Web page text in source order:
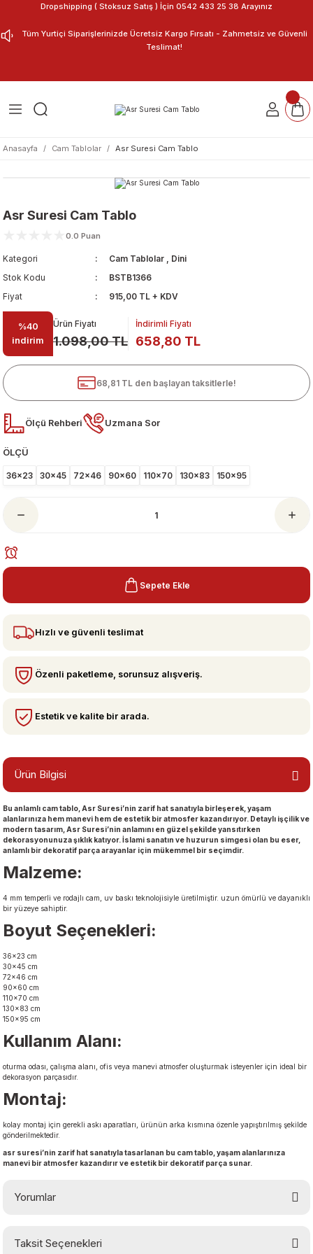
Dropshipping ( Stoksuz Satış ) İçin 0542 433 25 38 Arayınız
Tüm Yurtiçi Siparişlerinizde Ücretsiz Kargo Fırsatı - Zahmetsiz ve Güvenli
Teslimat!
Manzaraları
Anasayfa Cam Tablolar Asr Suresi Cam Tablo
Asr Suresi Cam Tablo
0.0 Puan
Kategori Cam Tablolar , Dini
Stok Kodu
BSTB1366
Fiyat
915,00 TL + KDV
%40
indirim
Ürün Fiyatı
1.098,00 TL
İndirimli Fiyatı
658,80 TL
68,81 TL den başlayan taksitlerle!
Ölçü Rehberi Uzmana Sor
ÖLÇÜ
36x23 30x45 72x46 90x60 110x70 130x83 150x95
Sepete Ekle
Hızlı ve güvenli teslimat
Özenli paketleme, sorunsuz alışveriş.
Estetik ve kalite bir arada.
Ürün Bilgisi
Bu anlamlı cam tablo, Asr Suresi’nin zarif hat sanatıyla birleşerek, yaşam
alanlarınıza hem manevi hem de estetik bir atmosfer kazandırıyor. Detaylı işçilik ve
modern tasarım, Asr Suresi’nin anlamını en güzel şekilde yansıtırken
dekorasyonunuza şıklık katıyor. İslami sanatın ve huzurun simgesi olan bu eser,
anlamlı bir dekoratif parça arayanlar için mükemmel bir seçimdir.
Malzeme:
4 mm temperli ve rodajlı cam, uv baskı teknolojisiyle üretilmiştir. uzun ömürlü ve dayanıklı
bir yüzeye sahiptir.
Boyut Seçenekleri:
36×23 cm
30×45 cm
72×46 cm
90×60 cm
110×70 cm
130×83 cm
150×95 cm
Kullanım Alanı:
oturma odası, çalışma alanı, ofis veya manevi atmosfer oluşturmak isteyenler için ideal bir
dekorasyon parçasıdır.
Montaj:
kolay montaj için gerekli askı aparatları, ürünün arka kısmına özenle yapıştırılmış şekilde
gönderilmektedir.
asr suresi’nin zarif hat sanatıyla tasarlanan bu cam tablo, yaşam alanlarınıza
manevi bir atmosfer kazandırır ve estetik bir dekoratif parça sunar.
Yorumlar
Taksit Seçenekleri